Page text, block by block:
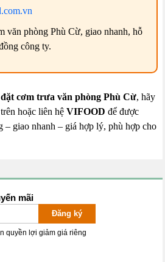
văn phòng Phù Cừ, giao nhanh, hỗ
công ty.
cơm trưa văn phòng Phù Cừ, hãy
hoặc liên hệVIFOOD để được
– giao nhanh – giá hợp lý, phù hợp cho
mãi
Đăng ký
quyền lợi giảm giá riêng